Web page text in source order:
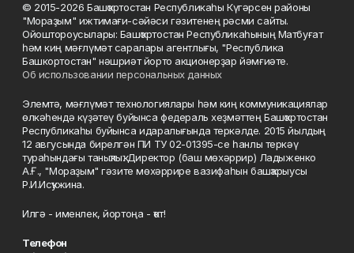
© 2015-2026 Башҡортостан Республикаһы Күгәрсен районы
"Мораҙым" ижтимағи-сәйәси гәзитенең рәсми сайты.
Ойоштороусылары: Башҡортостан Республикаһының Матбуғат
һәм киң мәғлүмәт саралары агентлығы, "Республика
Башкортостан" нәшриәт йорто акционерҙар йәмғиәте.
Об использовании персональных данных
Элемтә, мәғлүмәт технологиялары һәм киң коммуникациялар
өлкәһендә күҙәтеү буйынса федераль хеҙмәттең Башҡортостан
Республикаһы буйынса идаралығында теркәлде. 2015 йылдың
12 авгусында бирелгән ПИ ТУ 02-01395-се һанлы теркәү
тураһындағы таныҡлыҡ. Директор (баш мөхәррир) Ладыженко
А.Ғ., "Мораҙым" гәзите мөхәррире вазифаһын башҡарыусы
Р.И.Исҡужина.
Илгә - именлек, йортоңа - ҡот!
Телефон